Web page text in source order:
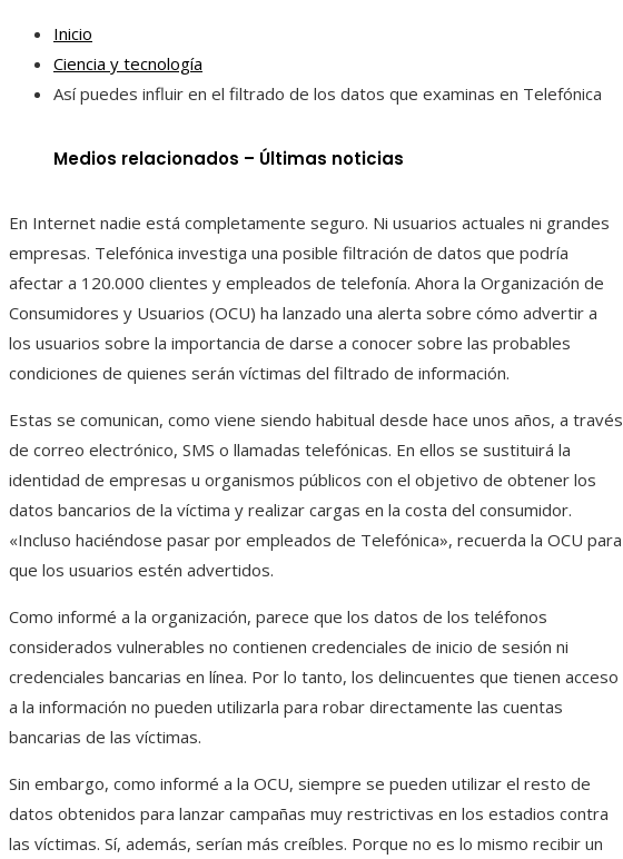
Inicio
Ciencia y tecnología
Así puedes influir en el filtrado de los datos que examinas en Telefónica
Medios relacionados – Últimas noticias
En Internet nadie está completamente seguro. Ni usuarios actuales ni grandes
empresas. Telefónica investiga una posible filtración de datos que podría
afectar a 120.000 clientes y empleados de telefonía. Ahora la Organización de
Consumidores y Usuarios (OCU) ha lanzado una alerta sobre cómo advertir a
los usuarios sobre la importancia de darse a conocer sobre las probables
condiciones de quienes serán víctimas del filtrado de información.
Estas se comunican, como viene siendo habitual desde hace unos años, a través
de correo electrónico, SMS o llamadas telefónicas. En ellos se sustituirá la
identidad de empresas u organismos públicos con el objetivo de obtener los
datos bancarios de la víctima y realizar cargas en la costa del consumidor.
«Incluso haciéndose pasar por empleados de Telefónica», recuerda la OCU para
que los usuarios estén advertidos.
Como informé a la organización, parece que los datos de los teléfonos
considerados vulnerables no contienen credenciales de inicio de sesión ni
credenciales bancarias en línea. Por lo tanto, los delincuentes que tienen acceso
a la información no pueden utilizarla para robar directamente las cuentas
bancarias de las víctimas.
Sin embargo, como informé a la OCU, siempre se pueden utilizar el resto de
datos obtenidos para lanzar campañas muy restrictivas en los estadios contra
las víctimas. Sí, además, serían más creíbles. Porque no es lo mismo recibir un